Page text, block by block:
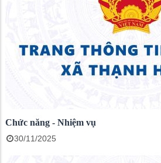
Chức năng - Nhiệm vụ
30/11/2025